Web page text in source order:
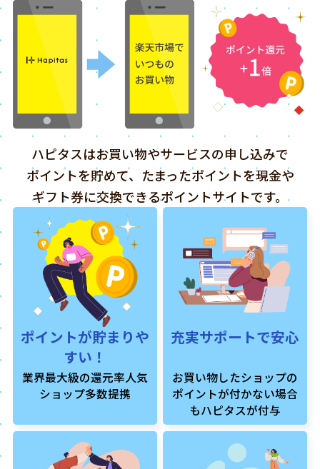
ハピタスはお買い物やサービスの申し込みで
ポイントを貯めて、たまったポイントを現金や
ギフト券に交換できるポイントサイトです。
ポイントが貯まりや
すい！
業界最大級の還元率人気
ショップ多数提携
充実サポートで安心
お買い物したショップの
ポイントが付かない場合
もハピタスが付与